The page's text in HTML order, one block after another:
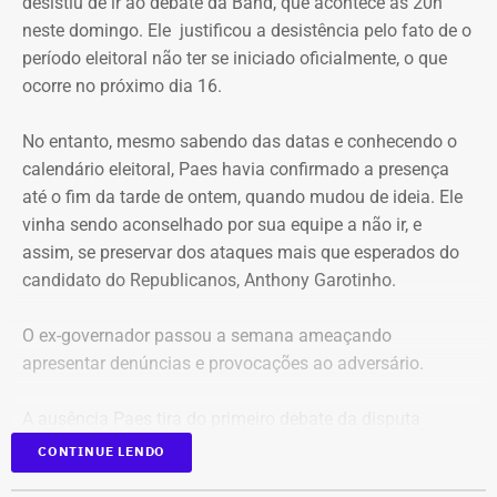
Declaração de bens de Eduardo Paes em 2024 — Foto:
Reprodução/Divulgacand
A relação de bens foi informada pelo próprio candidato à
Justiça Eleitoral durante o registro da candidatura. As
declarações são públicas e podem ser consultadas por
qualquer eleitor no sistema DivulgaCand, do Tribunal
Superior Eleitoral (TSE).
neste domingo. Ele justificou a desistência pelo fato de o
período eleitoral não ter se iniciado oficialmente, o que
ocorre no próximo dia 16.
No entanto, mesmo sabendo das datas e conhecendo o
calendário eleitoral, Paes havia confirmado a presença
até o fim da tarde de ontem, quando mudou de ideia. Ele
vinha sendo aconselhado por sua equipe a não ir, e
assim, se preservar dos ataques mais que esperados do
candidato do Republicanos, Anthony Garotinho.
O ex-governador passou a semana ameaçando
apresentar denúncias e provocações ao adversário.
estadual o primeiro colocado na corrida pelo Palácio
Guanabara, de acordo com as pesquisas de intenção de
CONTINUE LENDO